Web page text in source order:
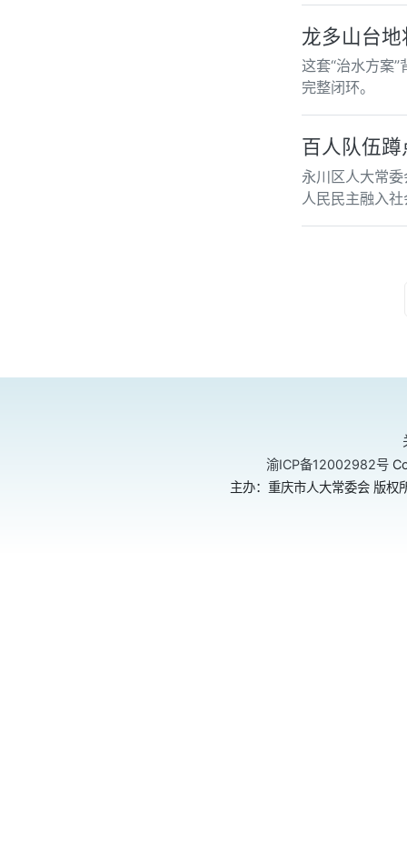
龙多山台地
这套“治水方案
完整闭环。
百人队伍
永川区人大常
人民民主融入
渝ICP备12002982号
主办：重庆市人大常委会 版